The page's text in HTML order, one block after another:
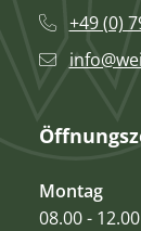
+49 (0)
Montag
08.00 -